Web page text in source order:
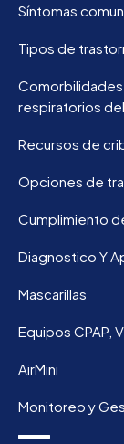
Síntomas
Tipos de
Comorbilidades
respiratorios
Recursos de
Opciones de
Cumplimiento
Diagnostico Y
Mascarillas
Equipos CPAP,
AirMini
Monitoreo y